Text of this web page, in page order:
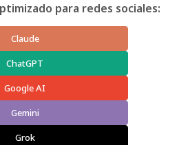
para redes sociales:
Claude
ChatGPT
Google AI
Gemini
Grok